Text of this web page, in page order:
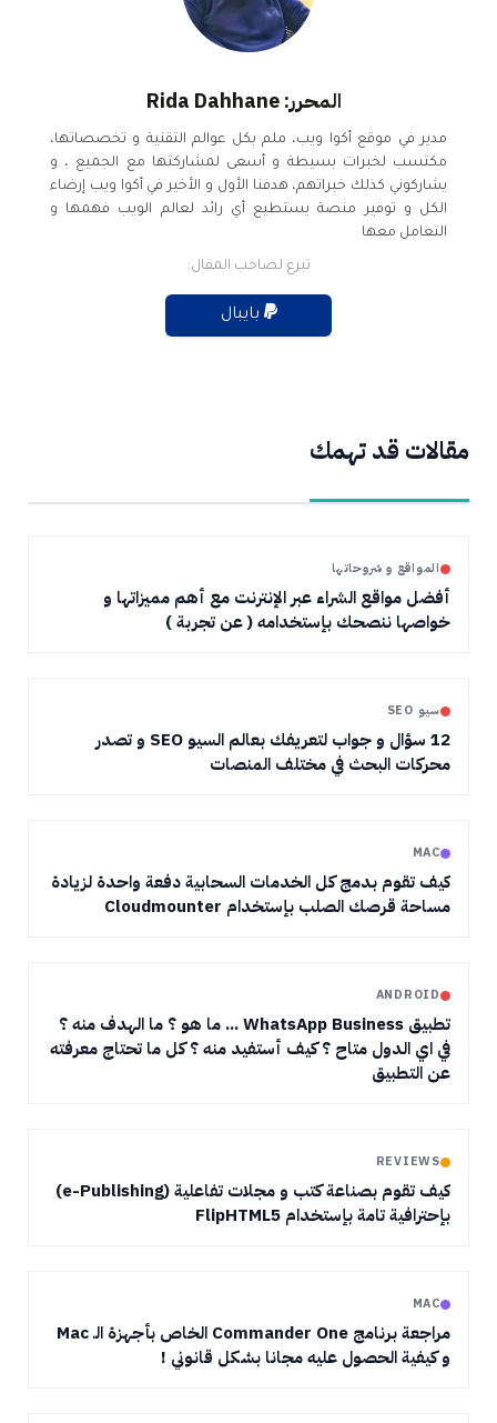
المحرر: Rida Dahhane
مدير في موقع أكوا ويب، ملم بكل عوالم التقنية و تخصصاتها،
مكتسب لخبرات بسيطة و أسعى لمشاركتها مع الجميع ، و
يشاركوني كذلك خبراتهم، هدفنا الأول و الأخير في أكوا ويب إرضاء
الكل و توفير منصة يستطيع أي رائد لعالم الويب فهمها و
التعامل معها
تبرع لصاحب المقال:
مقالات قد تهمك
المواقع و شروحاتها
أفضل مواقع الشراء عبر الإنترنت مع أهم مميزاتها و
خواصها ننصحك بإستخدامه ( عن تجربة )
سيو SEO
12 سؤال و جواب لتعريفك بعالم السيو SEO و تصدر
محركات البحث في مختلف المنصات
MAC
كيف تقوم بدمج كل الخدمات السحابية دفعة واحدة لزيادة
مساحة قرصك الصلب بإستخدام Cloudmounter
ANDROID
تطبيق WhatsApp Business ... ما هو ؟ ما الهدف منه ؟
في اي الدول متاح ؟ كيف أستفيد منه ؟ كل ما تحتاج معرفته
عن التطبيق
REVIEWS
كيف تقوم بصناعة كتب و مجلات تفاعلية (e-Publishing)
بإحترافية تامة بإستخدام FlipHTML5
MAC
مراجعة برنامج Commander One الخاص بأجهزة الـ Mac
و كيفية الحصول عليه مجانا بشكل قانوني !